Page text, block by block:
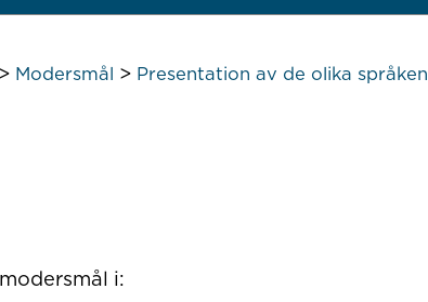
> Modersmål > Presentation av de olika språken
i: